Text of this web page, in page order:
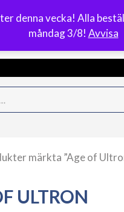
denna vecka! Alla
måndag 3/8! Avvisa
märkta ”Age of
ULTRON